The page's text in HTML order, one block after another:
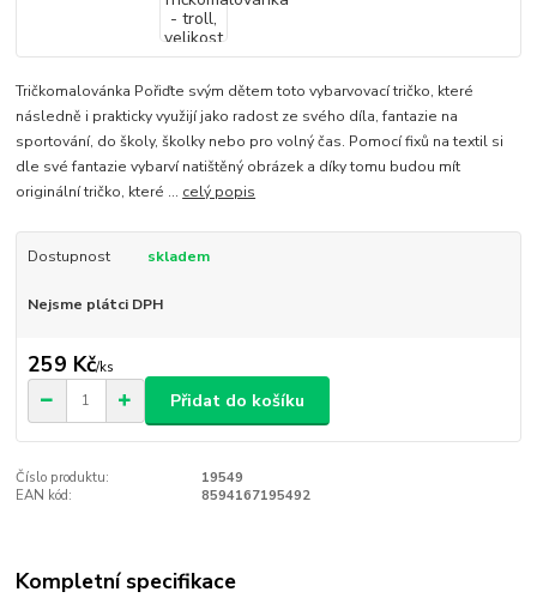
Tričkomalovánka Pořiďte svým dětem toto vybarvovací tričko, které
následně i prakticky využijí jako radost ze svého díla, fantazie na
sportování, do školy, školky nebo pro volný čas. Pomocí fixů na textil si
dle své fantazie vybarví natištěný obrázek a díky tomu budou mít
originální tričko, které ... celý popis
Dostupnost skladem
Nejsme plátci DPH
259 Kč/ks
Přidat do košíku
Číslo produktu:
19549
EAN kód:
8594167195492
Kompletní specifikace